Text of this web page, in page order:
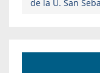
de la U. San